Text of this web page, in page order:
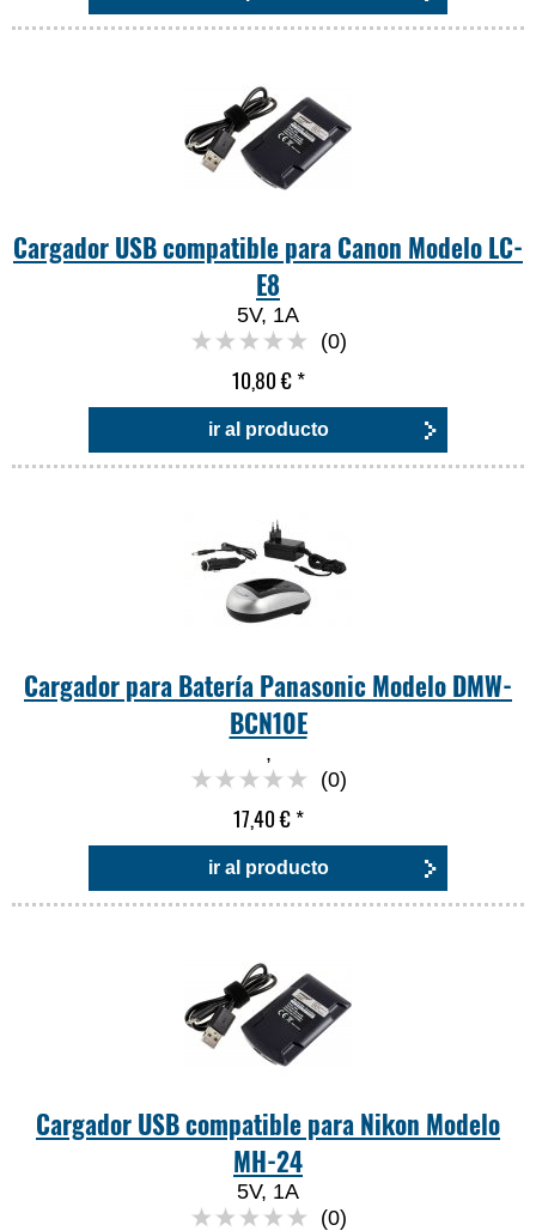
Cargador USB compatible para Canon Modelo LC-
E8
5V, 1A
(0)
10,80 €*
ir al producto
Cargador para Batería Panasonic Modelo DMW-
BCN10E
,
(0)
17,40 €*
ir al producto
Cargador USB compatible para Nikon Modelo
MH-24
5V, 1A
(0)